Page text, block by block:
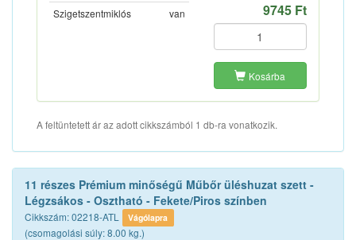
Szigetszentmiklós
van 9745 Ft
Kosárba
A feltüntetett ár az adott cikkszámból 1 db-ra vonatkozik.
11 részes Prémium minőségű Műbőr üléshuzat szett -
Légzsákos - Osztható - Fekete/Piros színben
Cikkszám: 02218-ATL Vágólapra
(csomagolási súly: 8.00 kg.)